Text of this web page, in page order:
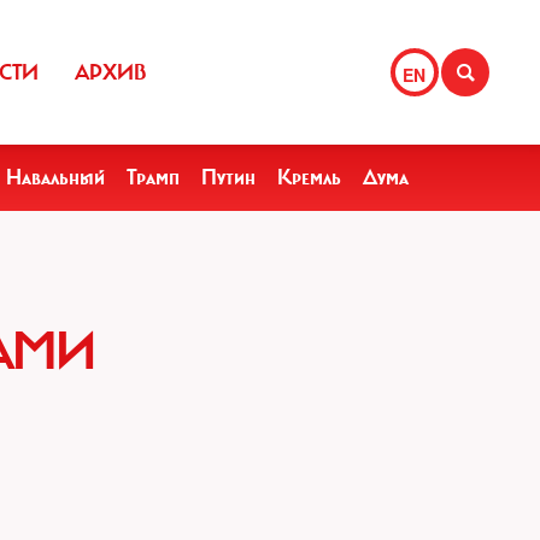
EN
АРХИВ
Навальный Трамп Путин Кремль Дума